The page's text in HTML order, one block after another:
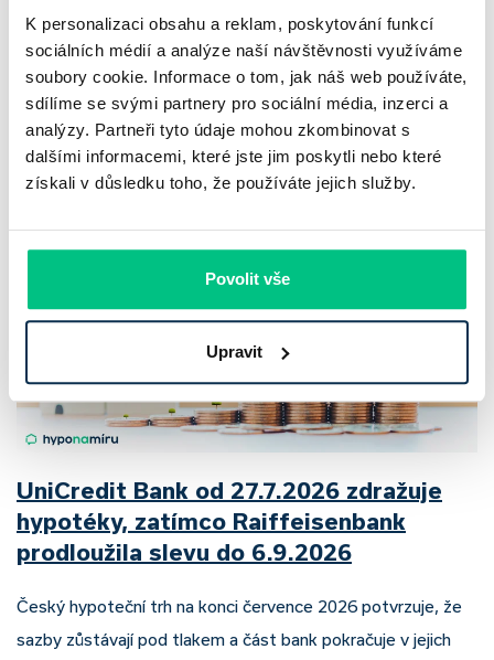
K personalizaci obsahu a reklam, poskytování funkcí
sociálních médií a analýze naší návštěvnosti využíváme
soubory cookie. Informace o tom, jak náš web používáte,
sdílíme se svými partnery pro sociální média, inzerci a
analýzy. Partneři tyto údaje mohou zkombinovat s
dalšími informacemi, které jste jim poskytli nebo které
získali v důsledku toho, že používáte jejich služby.
Povolit vše
Upravit
Český trh rekreačních nemovitostí letos ukazuje nečekanou
odolnost. Chaty a chalupy podle čerstvých dat za poslední
2 roky zdražily o 21,8 %, zároveň ale výrazně ubylo nabídek
a prodejní tempo…
Pavel Pohanka| aktualizováno: 04.08.2026
UniCredit Bank od 27.7.2026 zdražuje
hypotéky, zatímco Raiffeisenbank
prodloužila slevu do 6.9.2026
Český hypoteční trh na konci července 2026 potvrzuje, že
sazby zůstávají pod tlakem a část bank pokračuje v jejich